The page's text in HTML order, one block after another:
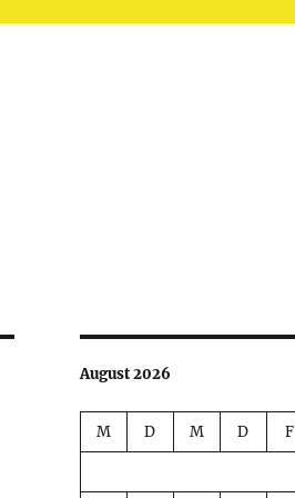
August 2026
M D M D F